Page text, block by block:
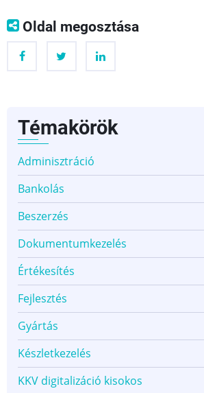
👈
👉Oldal megosztása
Témakörök
Adminisztráció
Bankolás
Beszerzés
Dokumentumkezelés
Értékesítés
Fejlesztés
Gyártás
Készletkezelés
KKV digitalizáció kisokos